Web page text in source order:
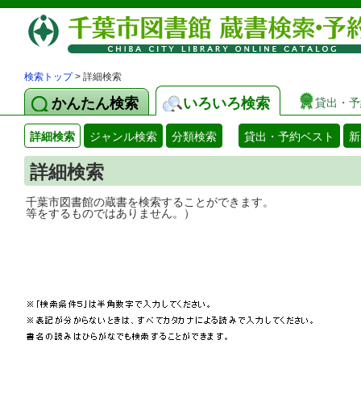
検索トップ> 詳細検索
かんたん検索 いろいろ検索 貸出・
詳細検索 ジャンル検索 分類検索 貸出・予約ベスト
詳細検索
千葉市図書館の蔵書を検索することがで
等をするものではありません。）